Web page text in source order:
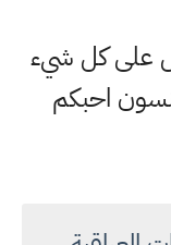
على كل شيء
احبكم